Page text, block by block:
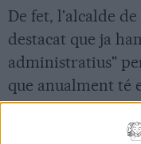
De fet, l'alcalde de
destacat que ja
administratius"
que anualment té
L'alcalde ha
"adaptat" la